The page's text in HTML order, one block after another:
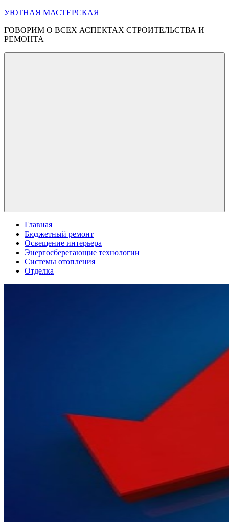
Перейти
содержимому
УЮТНАЯ МАСТЕРСКАЯ
ГОВОРИМ О ВСЕХ АСПЕКТАХ СТРОИТЕЛЬСТВА И
РЕМОНТА
Главная
Бюджетный ремонт
Освещение интерьера
Энергосберегающие технологии
Системы отопления
Отделка